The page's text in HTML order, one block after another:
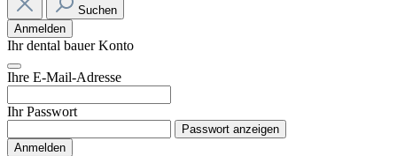
Suchen
Anmelden
Ihr dental bauer Konto
Ihre E-Mail-Adresse
Ihr Passwort
Passwort anzeigen
Anmelden